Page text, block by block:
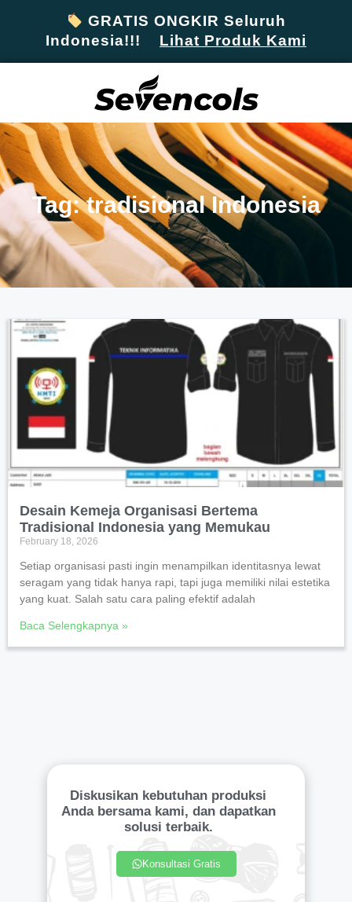
GRATIS ONGKIR Seluruh
Indonesia!!! Lihat Produk Kami
Tag: tradisional Indonesia
Desain Kemeja Organisasi Bertema
Tradisional Indonesia yang Memukau
February 18, 2026
Setiap organisasi pasti ingin menampilkan identitasnya lewat
seragam yang tidak hanya rapi, tapi juga memiliki nilai estetika
yang kuat. Salah satu cara paling efektif adalah
Baca Selengkapnya »
Diskusikan kebutuhan produksi
Anda bersama kami, dan dapatkan
solusi terbaik.
Konsultasi Gratis